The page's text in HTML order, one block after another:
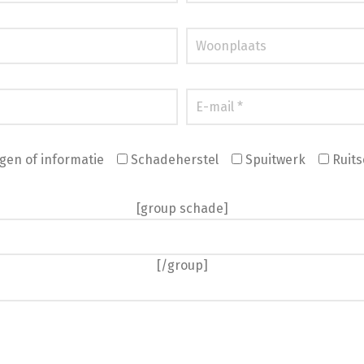
of informatie Schadeherstel Spuitwerk
[group schade]
[/group]